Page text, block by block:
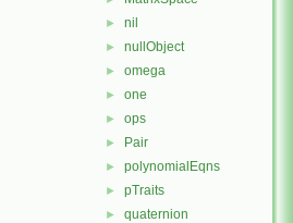
► nil
► nullObject
► omega
► one
► ops
► Pair
► polynomialEqns
► pTraits
► quaternion